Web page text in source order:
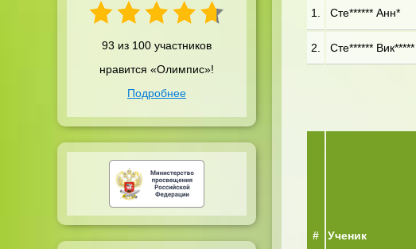
93 из 100 участников
нравится «Олимпис»!
Подробнее
1. Сте****** Анн*
2. Сте****** Вик*****
# Ученик